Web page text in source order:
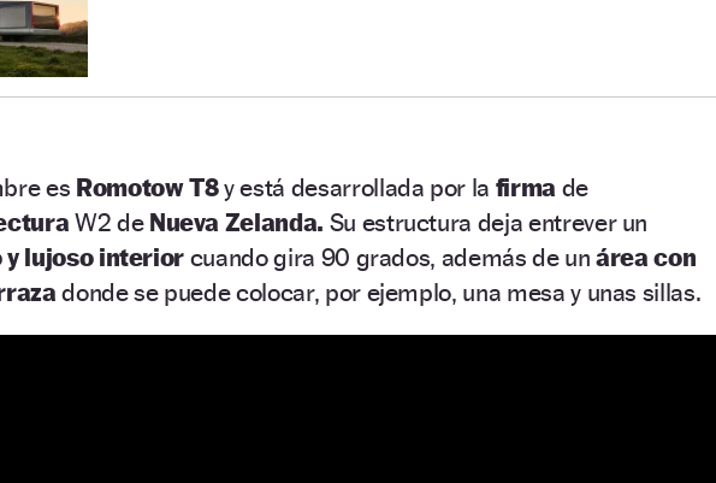
es Romotow T8y está desarrollada por la firma de
W2 de Nueva Zelanda. Su estructura deja entrever un
y lujoso interior cuando gira 90 grados, además de unárea con
donde se puede colocar, por ejemplo, una mesa y unas sillas.